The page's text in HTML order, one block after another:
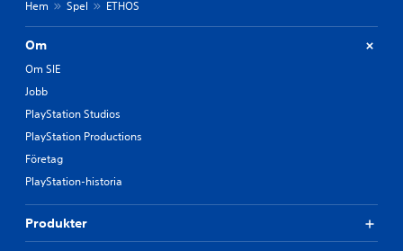
Hem Spel ETHOS
Om
Om SIE
Jobb
PlayStation Studios
PlayStation Productions
Företag
PlayStation-historia
Produkter